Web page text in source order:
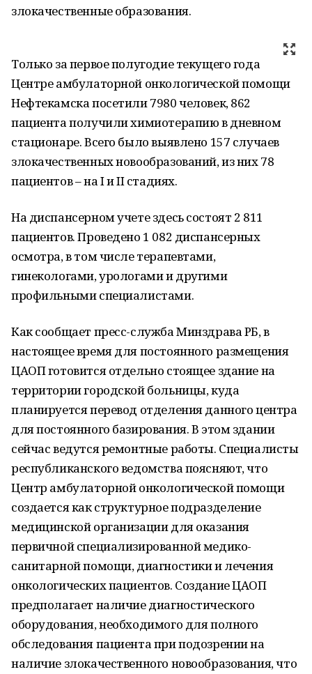
злокачественные образования.
Только за первое полугодие текущего года
Центре амбулаторной онкологической помощи
Нефтекамска посетили 7980 человек, 862
пациента получили химиотерапию в дневном
стационаре. Всего было выявлено 157 случаев
злокачественных новообразований, из них 78
пациентов – на I и II стадиях.
На диспансерном учете здесь состоят 2 811
пациентов. Проведено 1 082 диспансерных
осмотра, в том числе терапевтами,
гинекологами, урологами и другими
профильными специалистами.
Как сообщает пресс-служба Минздрава РБ, в
настоящее время для постоянного размещения
ЦАОП готовится отдельно стоящее здание на
территории городской больницы, куда
планируется перевод отделения данного центра
для постоянного базирования. В этом здании
сейчас ведутся ремонтные работы. Специалисты
республиканского ведомства поясняют, что
Центр амбулаторной онкологической помощи
создается как структурное подразделение
медицинской организации для оказания
первичной специализированной медико-
санитарной помощи, диагностики и лечения
онкологических пациентов. Создание ЦАОП
предполагает наличие диагностического
оборудования, необходимого для полного
обследования пациента при подозрении на
наличие злокачественного новообразования, что